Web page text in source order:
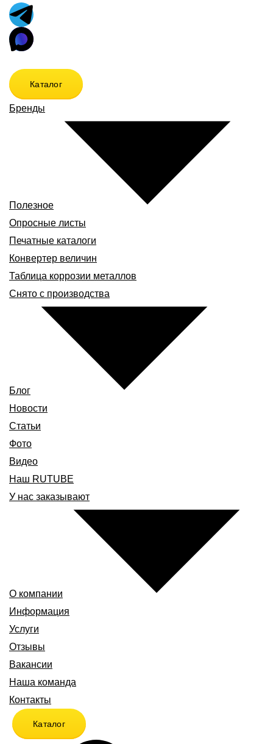
Каталог
Бренды
Полезное
Опросные листы
Печатные каталоги
Конвертер величин
Таблица коррозии металлов
Снято с производства
Блог
Новости
Статьи
Фото
Видео
Наш RUTUBE
У нас заказывают
О компании
Информация
Услуги
Отзывы
Вакансии
Наша команда
Контакты
Каталог